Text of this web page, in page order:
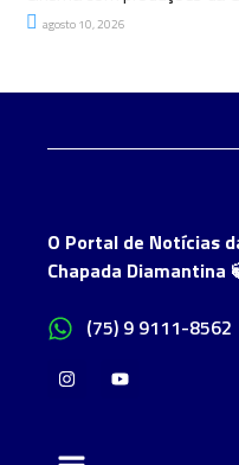
agosto 10, 2026
O Portal de Notícias
Chapada Diamantina
(75) 9 9111-8562